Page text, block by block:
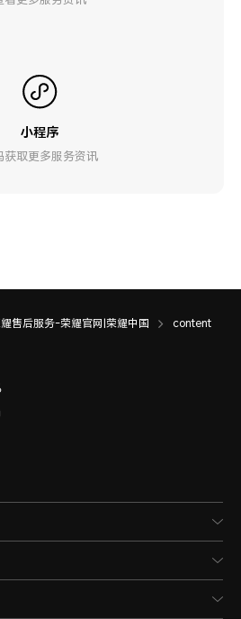
小程序
获取更多服务资讯
售后服务-荣耀官网|荣耀中国 content